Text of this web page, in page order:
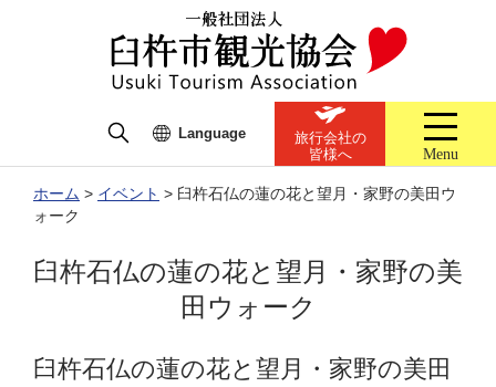
Language
旅行会社の
皆様へ
Menu
ホーム > イベント > 臼杵石仏の蓮の花と望月・家野の美田ウ
ォーク
臼杵石仏の蓮の花と望月・家野の美
田ウォーク
臼杵石仏の蓮の花と望月・家野の美田